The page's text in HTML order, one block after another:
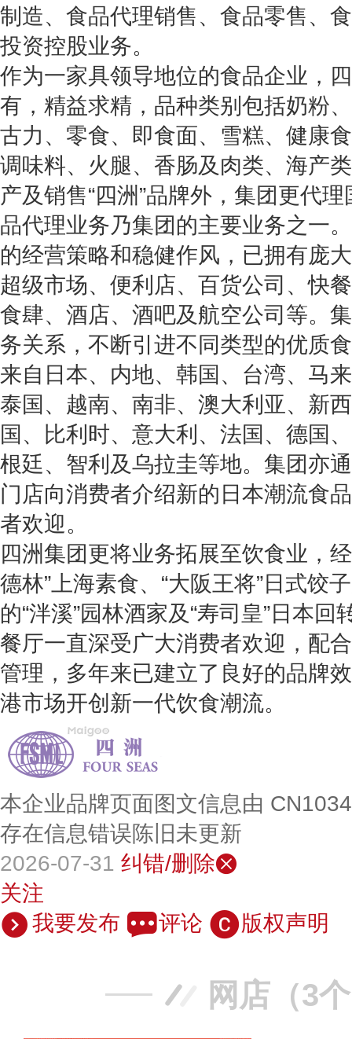
制造、食品代理销售、食品零售、
投资控股业务。
作为一家具领导地位的食品企业，
有，精益求精，品种类别包括奶粉
古力、零食、即食面、雪糕、健康
调味料、火腿、香肠及肉类、海产
产及销售“四洲”品牌外，集团更代
品代理业务乃集团的主要业务之一
的经营策略和稳健作风，已拥有庞
超级市场、便利店、百货公司、快
食肆、酒店、酒吧及航空公司等。
务关系，不断引进不同类型的优质
来自日本、内地、韩国、台湾、马
泰国、越南、南非、澳大利亚、新
国、比利时、意大利、法国、德国
根廷、智利及乌拉圭等地。集团亦
门店向消费者介绍新的日本潮流食
者欢迎。
四洲集团更将业务拓展至饮食业，
德林”上海素食、“大阪王将”日式饺
的“泮溪”园林酒家及“寿司皇”日本回
餐厅一直深受广大消费者欢迎，配
管理，多年来已建立了良好的品牌
港市场开创新一代饮食潮流。
本企业品牌页面图文信息由
存在信息错误陈旧未更新
2026-07-31 纠错/删除
关注
我要发布
评论 版权声明
网店（3